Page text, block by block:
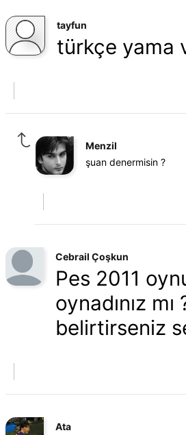
tayfun
türkçe yama
Menzil
şuan denermisin ?
Cebrail Çoşkun
Pes 2011
oynadınız
belirtirseniz
Ata